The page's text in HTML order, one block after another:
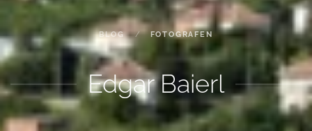
BLOG FOTOGRAFEN
Edgar Baierl